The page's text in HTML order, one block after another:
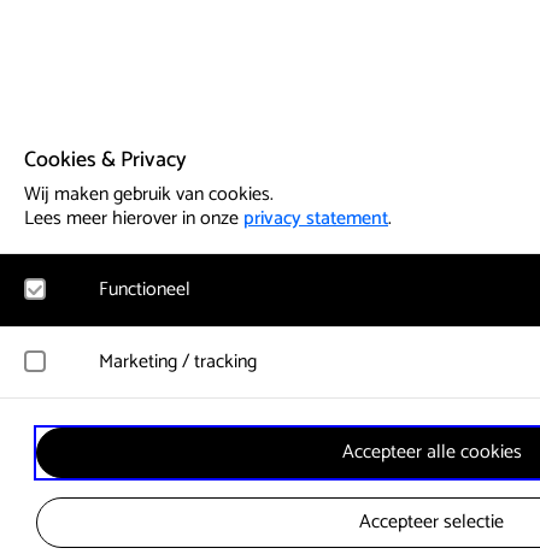
Cookies & Privacy
Wij maken gebruik van cookies.
Lees meer hierover in onzeprivacy statement.
Functioneel
Noodzakelijk
cookies geplaatst. Hierbij worden geen persoonsgegevens
Google Analytics
Bezoekersstatistieken en gebruik van de website worden
Marketing / tracking
YouTube
Registreert klikgedrag, bekeken video’s en aangepaste
gebruikersgedrag wordt gebruikt voor advertenties.
Accepteer alle cookies
Accepteer selectie